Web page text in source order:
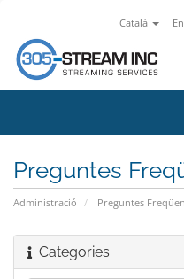
Català
Preguntes
Administració Preguntes
Categories